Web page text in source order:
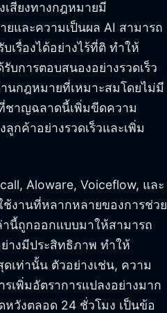
เสียงทางกฎหมายมี
ยและความเป็นผล AI สามารถ
เรื่องได้อย่างไร้ที่ติ ทำให้
บการตอบสนองอย่างรวดเร็ว
นกฎหมายที่เหมาะสมโดยไม่มี
ชาญฉลาดนี้เพิ่มขีดความ
กค้าอย่างรวดเร็วและเพิ่ม
Aloware, Voiceflow, และ
ช้งานที่หลากหลายของการช่วย
านี้ถูกออกแบบมาให้สามารถ
างมีประสิทธิภาพ ทำให้
ท่านั้น ตัวอย่างเช่น, ความ
เพิ่มอัตราการแปลงอย่างมาก
วังตลอด 24 ชั่วโมง เป็นข้อ